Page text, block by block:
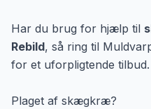
Har du brug for hjælp til
Rebild, så ring til
for et uforpligtende tilbud.
Plaget af skægkræ?